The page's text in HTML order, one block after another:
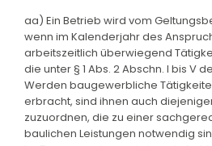
aa) Ein Betrieb wird vom
wenn im Kalenderjahr des
arbeitszeitlich überwiegend
die unter § 1 Abs. 2 Abschn. I bis V
Werden baugewerbliche
erbracht, sind ihnen auch
zuzuordnen, die zu einer
baulichen Leistungen notwendig